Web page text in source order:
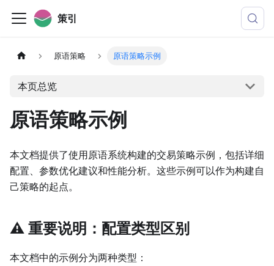
策引
原语策略 原语策略示例
本页总览
原语策略示例
本文档提供了使用原语系统构建的交易策略示例，包括详细
配置、参数优化建议和性能分析。这些示例可以作为构建自
己策略的起点。
⚠️ 重要说明：配置类型区别
本文档中的示例分为两种类型：